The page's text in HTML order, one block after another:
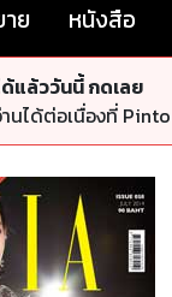
ย หนังสือ
แล้ววันนี้ กดเลย
นได้ต่อเนื่องที่ Pinto